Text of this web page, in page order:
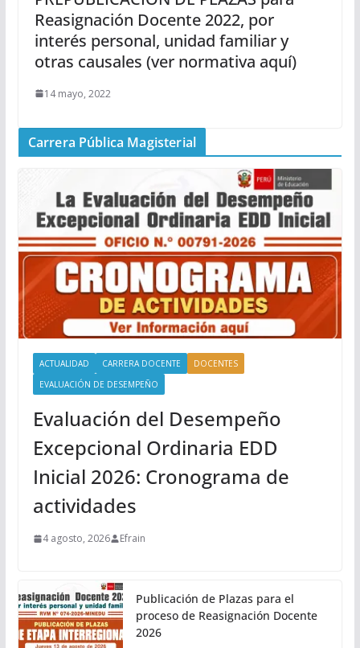
Reasignación Docente 2022, por
interés personal, unidad familiar y
otras causales (ver normativa aquí)
14 mayo, 2022
Carrera Pública Magisterial
ACTUALIDAD CARRERA DOCENTE
DOCENTES
EVALUACIÓN DE DESEMPEÑO
Evaluación del Desempeño
Excepcional Ordinaria EDD
Inicial 2026: Cronograma de
actividades
4 agosto, 2026 Efrain
Publicación de Plazas para el
proceso de Reasignación Docente
2026